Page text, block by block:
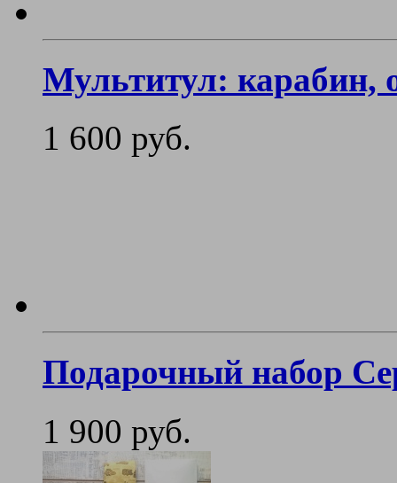
Мультитул: карабин,
1 600 руб.
Подарочный набор
1 900 руб.